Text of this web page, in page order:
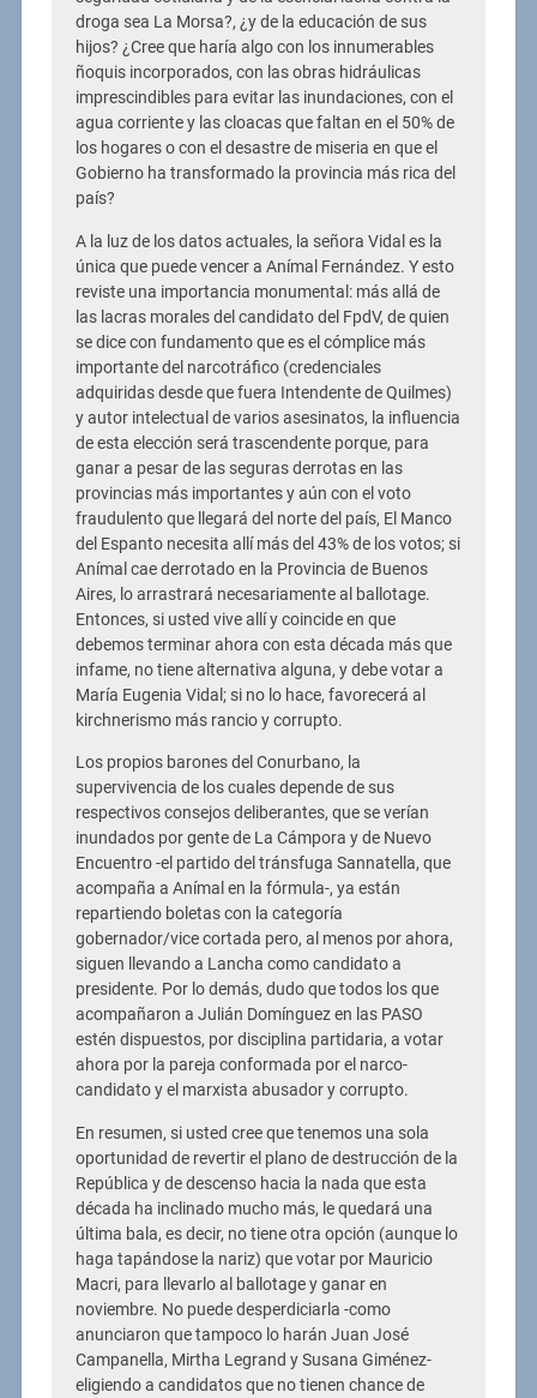
droga sea La Morsa?, ¿y de la educación de sus
hijos? ¿Cree que haría algo con los innumerables
ñoquis incorporados, con las obras hidráulicas
imprescindibles para evitar las inundaciones, con el
agua corriente y las cloacas que faltan en el 50% de
los hogares o con el desastre de miseria en que el
Gobierno ha transformado la provincia más rica del
país?
A la luz de los datos actuales, la señora Vidal es la
única que puede vencer a Anímal Fernández. Y esto
reviste una importancia monumental: más allá de
las lacras morales del candidato del FpdV, de quien
se dice con fundamento que es el cómplice más
importante del narcotráfico (credenciales
adquiridas desde que fuera Intendente de Quilmes)
y autor intelectual de varios asesinatos, la influencia
de esta elección será trascendente porque, para
ganar a pesar de las seguras derrotas en las
provincias más importantes y aún con el voto
fraudulento que llegará del norte del país, El Manco
del Espanto necesita allí más del 43% de los votos; si
Anímal cae derrotado en la Provincia de Buenos
Aires, lo arrastrará necesariamente al ballotage.
Entonces, si usted vive allí y coincide en que
debemos terminar ahora con esta década más que
infame, no tiene alternativa alguna, y debe votar a
María Eugenia Vidal; si no lo hace, favorecerá al
kirchnerismo más rancio y corrupto.
Los propios barones del Conurbano, la
supervivencia de los cuales depende de sus
respectivos consejos deliberantes, que se verían
inundados por gente de La Cámpora y de Nuevo
Encuentro -el partido del tránsfuga Sannatella, que
acompaña a Anímal en la fórmula-, ya están
repartiendo boletas con la categoría
gobernador/vice cortada pero, al menos por ahora,
siguen llevando a Lancha como candidato a
presidente. Por lo demás, dudo que todos los que
acompañaron a Julián Domínguez en las PASO
estén dispuestos, por disciplina partidaria, a votar
ahora por la pareja conformada por el narco-
candidato y el marxista abusador y corrupto.
En resumen, si usted cree que tenemos una sola
oportunidad de revertir el plano de destrucción de la
República y de descenso hacia la nada que esta
década ha inclinado mucho más, le quedará una
última bala, es decir, no tiene otra opción (aunque lo
haga tapándose la nariz) que votar por Mauricio
Macri, para llevarlo al ballotage y ganar en
noviembre. No puede desperdiciarla -como
anunciaron que tampoco lo harán Juan José
Campanella, Mirtha Legrand y Susana Giménez-
eligiendo a candidatos que no tienen chance de